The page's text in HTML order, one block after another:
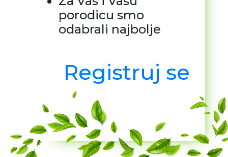
porodicu smo
odabrali najbolje
Registruj se